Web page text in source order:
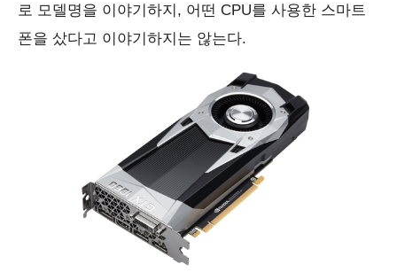
로 모델명을 이야기하지, 어떤 CPU를 사용한 스마트
폰을 샀다고 이야기하지는 않는다.